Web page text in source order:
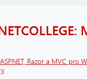
Razor a MVC pro